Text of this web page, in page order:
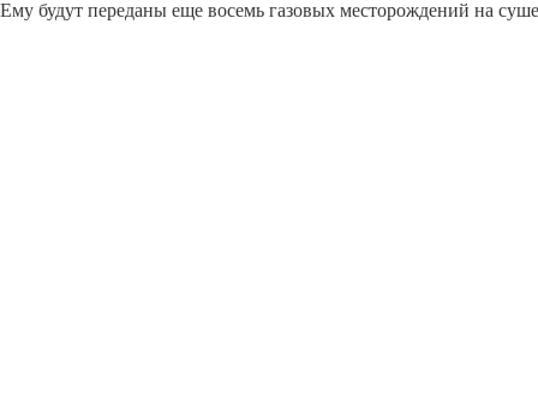
Ему будут переданы еще восемь газовых месторождений на